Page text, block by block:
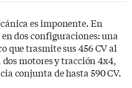
es imponente. En
dos configuraciones: una
que trasmite sus 456 CV al
motores y tracción 4x4,
conjunta de hasta 590 CV.